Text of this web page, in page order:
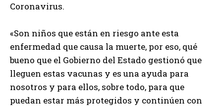
Coronavirus.
«Son niños que están en riesgo ante esta
enfermedad que causa la muerte, por eso, qué
bueno que el Gobierno del Estado gestionó que
lleguen estas vacunas y es una ayuda para
nosotros y para ellos, sobre todo, para que
puedan estar más protegidos y continúen con